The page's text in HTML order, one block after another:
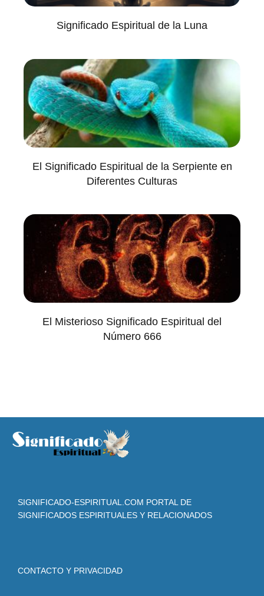
Significado Espiritual de la Luna
El Significado Espiritual de la Serpiente en
Diferentes Culturas
El Misterioso Significado Espiritual del
Número 666
SIGNIFICADO-ESPIRITUAL.COM PORTAL DE
SIGNIFICADOS ESPIRITUALES Y RELACIONADOS
CONTACTO Y PRIVACIDAD